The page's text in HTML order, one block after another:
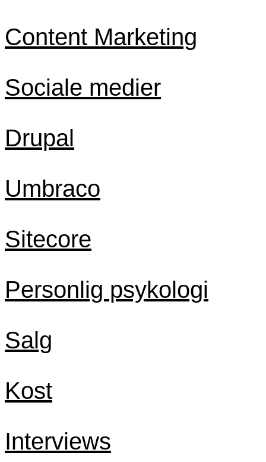
Content Marketing
Sociale medier
Drupal
Umbraco
Sitecore
Personlig psykologi
Salg
Kost
Interviews